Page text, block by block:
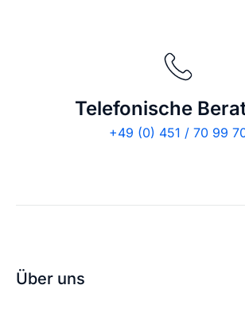
Telefonische
+49 (0) 451 / 70 99
Über uns